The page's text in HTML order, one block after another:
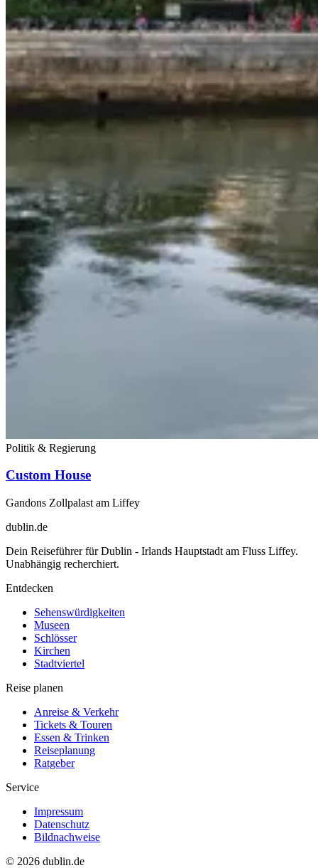
Politik & Regierung
Custom House
Gandons Zollpalast am Liffey
dublin.de
Dein Reiseführer für Dublin - Irlands Hauptstadt am Fluss Liffey.
Unabhängig recherchiert.
Entdecken
Sehenswürdigkeiten
Museen
Schlösser
Kirchen
Stadtviertel
Reise planen
Anreise & Verkehr
Tickets & Touren
Essen & Trinken
Reiseplanung
Ratgeber
Service
Impressum
Datenschutz
Bildnachweise
© 2026 dublin.de